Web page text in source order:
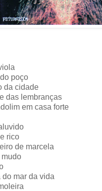
poço
da cidade
das lembranças
em casa forte
rico
de marcela
mudo
do mar da vida